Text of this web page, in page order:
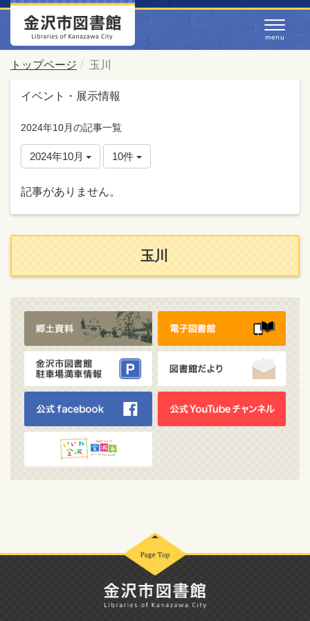
トップページ 玉川
イベント・展示情報
2024年10月の記事一覧
2024年10月 10件
記事がありません。
玉川